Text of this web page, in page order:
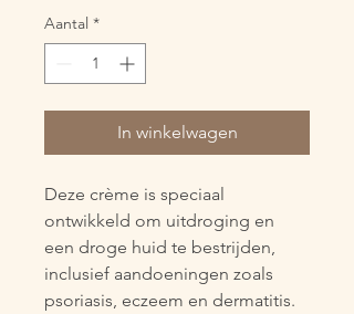
Aantal *
In winkelwagen
Deze crème is speciaal
ontwikkeld om uitdroging en
een droge huid te bestrijden,
inclusief aandoeningen zoals
psoriasis, eczeem en dermatitis.